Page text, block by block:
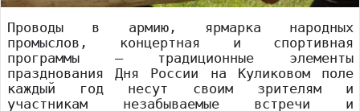
Проводы в армию, ярмарка народных
промыслов, концертная и спортивная
программы – традиционные элементы
празднования Дня России на Куликовом поле
каждый год несут своим зрителям и
участникам незабываемые встречи и